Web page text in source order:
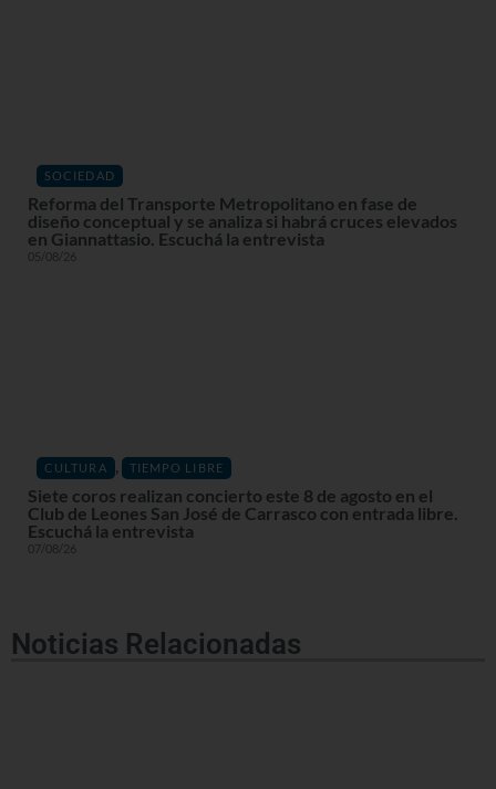
SOCIEDAD
Reforma del Transporte Metropolitano en fase de
diseño conceptual y se analiza si habrá cruces elevados
en Giannattasio. Escuchá la entrevista
05/08/26
CULTURA , TIEMPO LIBRE
Siete coros realizan concierto este 8 de agosto en el
Club de Leones San José de Carrasco con entrada libre.
Escuchá la entrevista
07/08/26
Noticias Relacionadas